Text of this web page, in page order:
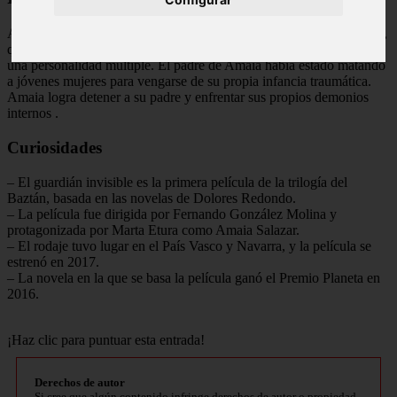
Al final de la película, se revela que el asesino es el padre de Amaia,
quien había sido abusado por su propio padre y había desarrollado
una personalidad múltiple. El padre de Amaia había estado matando
a jóvenes mujeres para vengarse de su propia infancia traumática.
Amaia logra detener a su padre y enfrentar sus propios demonios
internos .
Curiosidades
– El guardián invisible es la primera película de la trilogía del
Baztán, basada en las novelas de Dolores Redondo.
– La película fue dirigida por Fernando González Molina y
protagonizada por Marta Etura como Amaia Salazar.
– El rodaje tuvo lugar en el País Vasco y Navarra, y la película se
estrenó en 2017.
– La novela en la que se basa la película ganó el Premio Planeta en
2016.
¡Haz clic para puntuar esta entrada!
Derechos de autor